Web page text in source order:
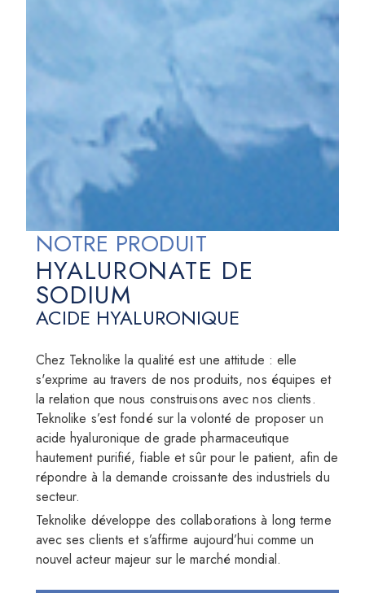
NOTRE PRODUIT
HYALURONATE DE
SODIUM
ACIDE HYALURONIQUE
Chez Teknolike la qualité est une attitude : elle
s'exprime au travers de nos produits, nos équipes et
la relation que nous construisons avec nos clients.
Teknolike s’est fondé sur la volonté de proposer un
acide hyaluronique de grade pharmaceutique
hautement purifié, fiable et sûr pour le patient, afin de
répondre à la demande croissante des industriels du
secteur.
Teknolike développe des collaborations à long terme
avec ses clients et s’affirme aujourd’hui comme un
nouvel acteur majeur sur le marché mondial.